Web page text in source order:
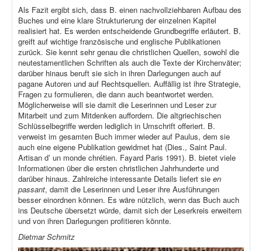
Als Fazit ergibt sich, dass B. einen nachvollziehbaren Aufbau des
Buches und eine klare Strukturierung der einzelnen Kapitel
realisiert hat. Es werden entscheidende Grundbegriffe erläutert. B.
greift auf wichtige französische und englische Publikationen
zurück. Sie kennt sehr genau die christlichen Quellen, sowohl die
neutestamentlichen Schriften als auch die Texte der Kirchenväter;
darüber hinaus beruft sie sich in ihren Darlegungen auch auf
pagane Autoren und auf Rechtsquellen. Auffällig ist ihre Strategie,
Fragen zu formulieren, die dann auch beantwortet werden.
Möglicherweise will sie damit die Leserinnen und Leser zur
Mitarbeit und zum Mitdenken auffordern. Die altgriechischen
Schlüsselbegriffe werden lediglich in Umschrift offeriert. B.
verweist im gesamten Buch immer wieder auf Paulus, dem sie
auch eine eigene Publikation gewidmet hat (Dies., Saint Paul.
Artisan d’ un monde chrétien. Fayard Paris 1991). B. bietet viele
Informationen über die ersten christlichen Jahrhunderte und
darüber hinaus. Zahlreiche interessante Details liefert sie en
passant, damit die Leserinnen und Leser ihre Ausführungen
besser einordnen können. Es wäre nützlich, wenn das Buch auch
ins Deutsche übersetzt würde, damit sich der Leserkreis erweitern
und von ihren Darlegungen profitieren könnte.
Dietmar Schmitz